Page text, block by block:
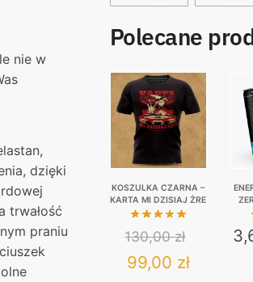
nie w
dzięki
trwałość
praniu
Polecane
KOSZULKA CZARNA –
KARTA MI DZISIAJ ŻRE
130,00zł
Original
99,00 złCurrent